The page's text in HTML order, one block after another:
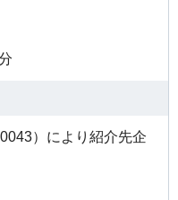
）により紹介先企